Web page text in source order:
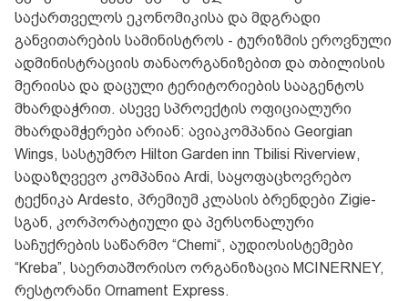
საქართველოს ეკონომიკისა და მდგრადი
განვითარების სამინისტროს - ტურიზმის ეროვნული
ადმინისტრაციის თანაორგანიზებით და თბილისის
მერიისა და დაცული ტერიტორიების სააგენტოს
მხარდაჭრით. ასევე სპროექტის ოფიციალური
მხარდამჭერები არიან: ავიაკომპანია Georgian
Wings, სასტუმრო Hilton Garden inn Tbilisi Riverview,
სადაზღვევო კომპანია Ardi, საყოფაცხოვრებო
ტექნიკა Ardesto, პრემიუმ კლასის ბრენდები Zigie-
სგან, კორპორატიული და პერსონალური
საჩუქრების საწარმო “Chemi“, აუდიოსისტემები
“Kreba”, საერთაშორისო ორგანიზაცია MCINERNEY,
რესტორანი Ornament Express.